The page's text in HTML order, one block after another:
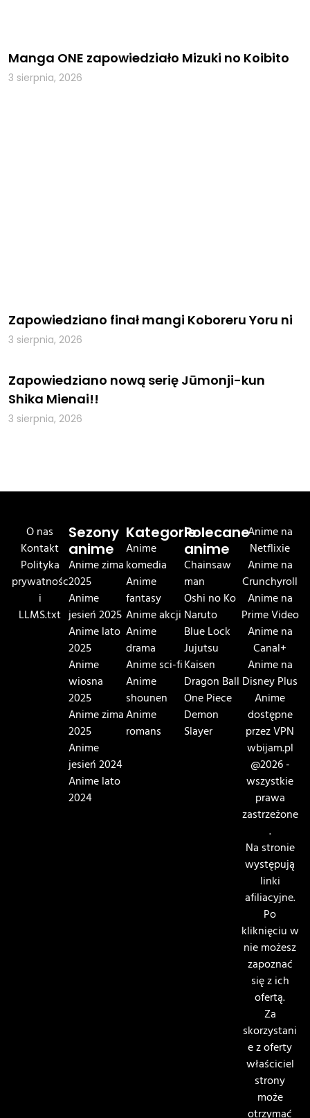
Manga ONE zapowiedziało Mizuki no Koibito
3 sierpnia, 2026
Zapowiedziano finał mangi Koboreru Yoru ni
3 sierpnia, 2026
Zapowiedziano nową serię Jūmonji-kun
Shika Mienai!!
3 sierpnia, 2026
O nas
Kontakt
Polityka
prywatnośc
i
LLMS.txt
Sezony
anime
Anime zima
2025
Anime
jesień 2025
Anime lato
2025
Anime
wiosna
2025
Anime zima
2025
Anime
jesień 2024
Anime lato
2024
Kategorie
Anime
komedia
Anime
fantasy
Anime akcji
Anime
drama
Anime sci-fi
Anime
shounen
Anime
romans
Polecane
anime
Chainsaw
man
Oshi no Ko
Naruto
Blue Lock
Jujutsu
Kaisen
Dragon Ball
One Piece
Demon
Slayer
Anime na
Netflixie
Anime na
Crunchyroll
Anime na
Prime Video
Anime na
Canal+
Anime na
Disney Plus
Anime
dostępne
przez VPN
wbijam.pl
@2026 -
wszystkie
prawa
zastrzeżone
.
Na stronie
występują
linki
afiliacyjne.
Po
kliknięciu w
nie możesz
zapoznać
się z ich
ofertą.
Za
skorzystani
e z oferty
właściciel
strony
może